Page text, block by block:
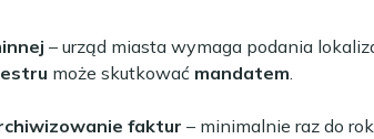
– urząd miasta wymaga podania
może skutkować mandatem
faktur – minimalnie raz do